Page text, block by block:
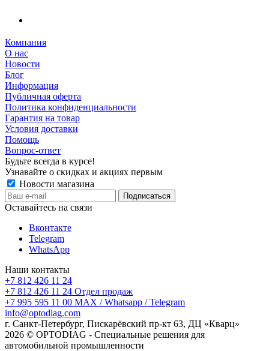
Компания
О нас
Новости
Блог
Информация
Публичная оферта
Политика конфиденциальности
Гарантия на товар
Условия доставки
Помощь
Вопрос-ответ
Будьте всегда в курсе!
Узнавайте о скидках и акциях первым
Новости магазина
Оставайтесь на связи
Вконтакте
Telegram
WhatsApp
Наши контакты
+7 812 426 11 24
+7 812 426 11 24 Отдел продаж
+7 995 595 11 00 MAX / Whatsapp / Telegram
info@optodiag.com
г. Санкт-Петербург, Пискарёвский пр-кт 63, ДЦ «Кварц»
2026 © OPTODIAG - Специальные решения для
автомобильной промышленности